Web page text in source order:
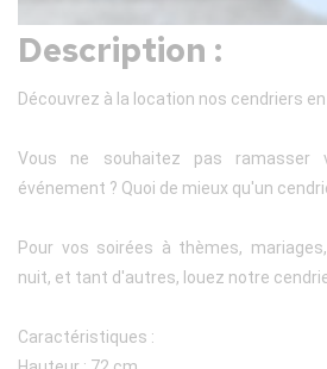
Description :
Découvrez à la location nos cendriers
Vous ne souhaitez pas ramasser
événement ? Quoi de mieux qu'un
Pour vos soirées à thèmes,
nuit, et tant d'autres, louez notre
Caractéristiques :